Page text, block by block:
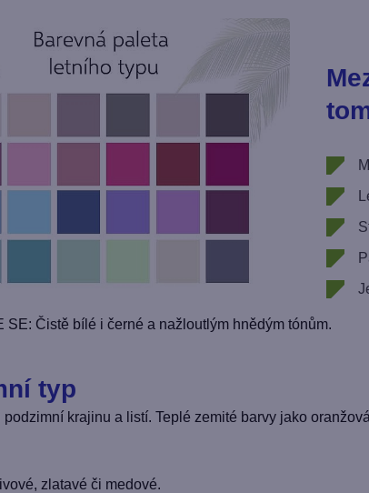
SE: Čistě bílé i černé a nažloutlým hnědým tónům.
typ
podzimní krajinu a listí. Teplé zemité barvy jako
zlatavé či medové.